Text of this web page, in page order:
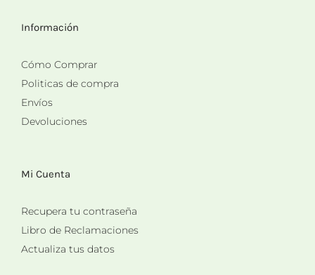
Información
Cómo Comprar
Politicas de compra
Envíos
Devoluciones
Mi Cuenta
Recupera tu contraseña
Libro de Reclamaciones
Actualiza tus datos